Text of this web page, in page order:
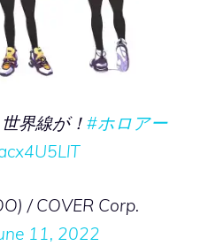
界線が！ #ホロアー
/ COVER Corp.
11, 2022